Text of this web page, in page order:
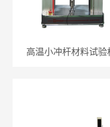
高温小冲杆材料试验